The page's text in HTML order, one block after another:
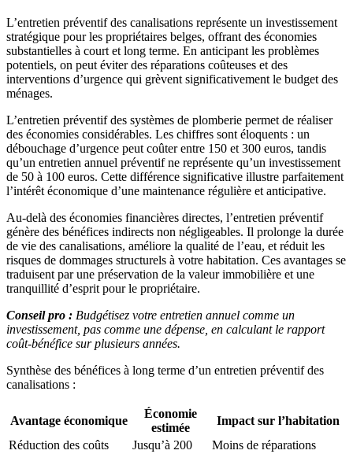
L’entretien préventif des canalisations représente un investissement
stratégique pour les propriétaires belges, offrant des économies
substantielles à court et long terme. En anticipant les problèmes
potentiels, on peut éviter des réparations coûteuses et des
interventions d’urgence qui grèvent significativement le budget des
ménages.
L’entretien préventif des systèmes de plomberie permet de réaliser
des économies considérables. Les chiffres sont éloquents : un
débouchage d’urgence peut coûter entre 150 et 300 euros, tandis
qu’un entretien annuel préventif ne représente qu’un investissement
de 50 à 100 euros. Cette différence significative illustre parfaitement
l’intérêt économique d’une maintenance régulière et anticipative.
Au-delà des économies financières directes, l’entretien préventif
génère des bénéfices indirects non négligeables. Il prolonge la durée
de vie des canalisations, améliore la qualité de l’eau, et réduit les
risques de dommages structurels à votre habitation. Ces avantages se
traduisent par une préservation de la valeur immobilière et une
tranquillité d’esprit pour le propriétaire.
Conseil pro : Budgétisez votre entretien annuel comme un
investissement, pas comme une dépense, en calculant le rapport
coût-bénéfice sur plusieurs années.
Synthèse des bénéfices à long terme d’un entretien préventif des
canalisations :
Avantage économique
Économie
estimée
Impact sur l’habitation
Réduction des coûts
Jusqu’à 200
Moins de réparations